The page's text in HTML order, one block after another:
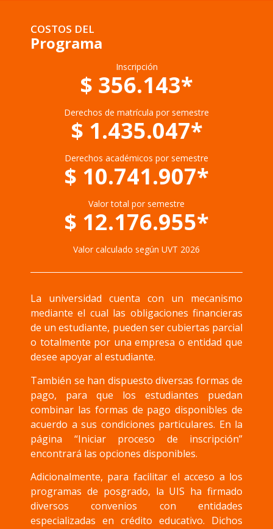
COSTOS DEL
Programa
Inscripción
$ 356.143*
Derechos de matrícula por semestre
$ 1.435.047*
Derechos académicos por semestre
$ 10.741.907*
Valor total por semestre
$ 12.176.955*
Valor calculado según UVT 2026
La universidad cuenta con un mecanismo
mediante el cual las obligaciones financieras
de un estudiante, pueden ser cubiertas parcial
o totalmente por una empresa o entidad que
desee apoyar al estudiante.
También se han dispuesto diversas formas de
pago, para que los estudiantes puedan
combinar las formas de pago disponibles de
acuerdo a sus condiciones particulares. En la
página “Iniciar proceso de inscripción”
encontrará las opciones disponibles.
Adicionalmente, para facilitar el acceso a los
programas de posgrado, la UIS ha firmado
diversos convenios con entidades
especializadas en crédito educativo. Dichos